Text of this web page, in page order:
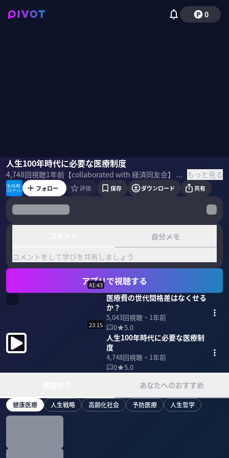
0
人生100年時代に必要な医療制度
4,748回視聴1年前 【collaborated with 経済同友会】 日本再興ラストチャンス。日本が失われた30年を経て、これからどのように経済を再興するべきなのか。経営者と有識者と対談を通じて、日本再興に向けた具体的なアクションプランを発信していく。 【Sponsored】 もっと見る
中室牧子武藤真祐水野篤野嶋紗己子
フォロー 評価 保存 ダウンロード 共有
自分メモ
コメントをして学びを共有しましょう
アプリで視聴する
41:43
医療費の世代間格差はなくせる
か？
5,043回視聴・ 1年前
0
5.0
23:15
人生100年時代に必要な医療制
度
4,748回視聴・ 1年前
0
5.0
あなたへのおすすめ
健康医療 人生戦略 高齢化社会 予防医療 人生哲学